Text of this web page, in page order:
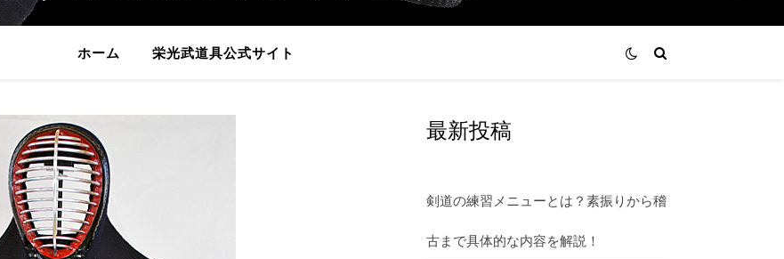
ホーム 栄光武道具公式サイト
最新投稿
剣道の練習メニューとは？素振りから稽
古まで具体的な内容を解説！